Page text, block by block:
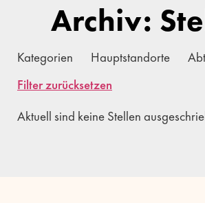
Archiv:
Kategorien Hauptstandorte
Filter zurücksetzen
Aktuell sind keine Stellen